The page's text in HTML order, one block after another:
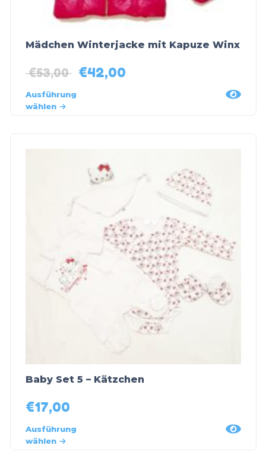
Mädchen Winterjacke mit Kapuze Winx
€53,00 €42,00
Ausführung
wählen
Baby Set 5 – Kätzchen
€17,00
Ausführung
wählen